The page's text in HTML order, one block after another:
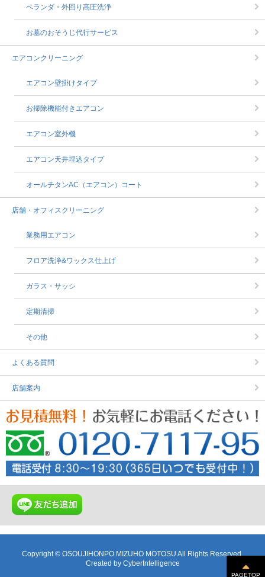
ベランダ・外回り高圧洗浄
お墓のおそうじ代行サービス
エアコンクリーニング
エアコン壁掛けタイプ
お掃除機能付きエアコン
エアコン室外機
エアコン天井埋込タイプ
オールチタンAC（エアコン）コート
店舗・オフィスクリーニング
業務用エアコン
フロア洗浄&ワックス仕上げ
ガラス・サッシ
定期清掃
その他
よくある質問
店舗案内
Copyright © OSOUJIHONPO MIZUHO MOTOSU All Rights Reserved.
Created by CyberIntelligence
PAGETOP